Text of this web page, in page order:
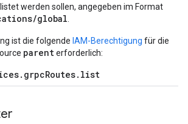
werden sollen, angegeben im Format
global
ist die folgende IAM-Berechtigung für die
parenterforderlich: